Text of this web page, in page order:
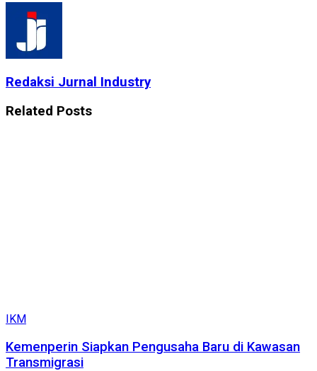
Redaksi Jurnal Industry
Related Posts
IKM
Kemenperin Siapkan Pengusaha Baru di Kawasan
Transmigrasi